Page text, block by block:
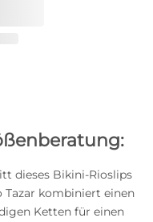
dieses Bikini-Rioslips
Tazar kombiniert einen
Ketten für einen